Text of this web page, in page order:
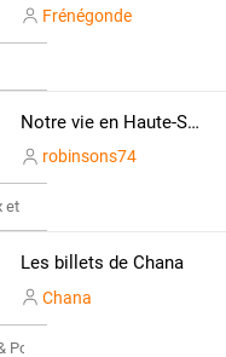
Frénégonde
Notre vie en Haute-Savoie
robinsons74
Événements
Les billets de Chana
Chana
Poésie